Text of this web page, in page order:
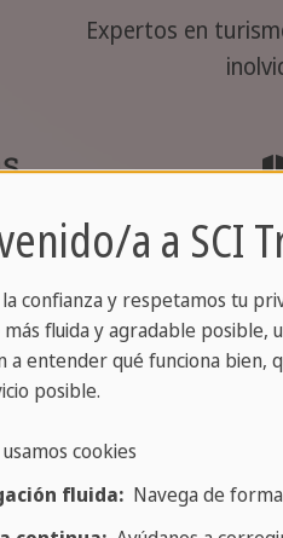
Expertos en
Nuestros viajes
intereses
a a SCI
confianza y respetamos tu
fluida y agradable posible,
a entender qué funciona
posible.
cookies
fluida:Navega de forma